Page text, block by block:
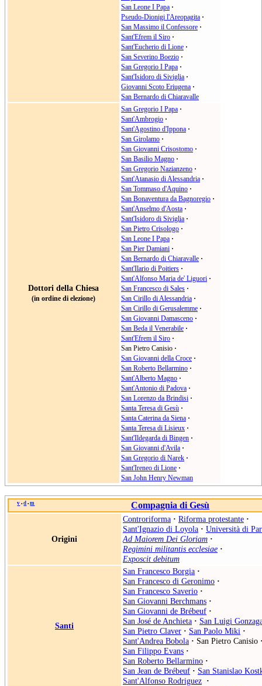
San Leone I Papa ·
Pseudo-Dionigi l'Areopagita ·
San Massimo il Confessore ·
Sant'Efrem il Siro ·
Sant'Eucherio di Lione ·
San Severino Boezio ·
San Gregorio I Papa ·
Sant'Isidoro di Siviglia ·
Giovanni Scoto Eriugena ·
San Bernardo di Chiaravalle
Dottori della Chiesa
(in ordine di elezione)
San Gregorio I Papa ·
Sant'Ambrogio ·
Sant'Agostino d'Ippona ·
San Girolamo ·
San Giovanni Crisostomo ·
San Basilio Magno ·
San Gregorio Nazianzeno ·
Sant'Atanasio di Alessandria ·
San Tommaso d'Aquino ·
San Bonaventura da Bagnoregio ·
Sant'Anselmo d'Aosta ·
Sant'Isidoro di Siviglia ·
San Pietro Crisologo ·
San Leone I Papa ·
San Pier Damiani ·
San Bernardo di Chiaravalle ·
Sant'Ilario di Poitiers ·
Sant'Alfonso Maria de' Liguori ·
San Francesco di Sales ·
San Cirillo di Alessandria ·
San Cirillo di Gerusalemme ·
San Giovanni Damasceno ·
San Beda il Venerabile ·
Sant'Efrem il Siro ·
San Pietro Canisio ·
San Giovanni della Croce ·
San Roberto Bellarmino ·
Sant'Alberto Magno ·
Sant'Antonio di Padova ·
San Lorenzo da Brindisi ·
Santa Teresa di Gesù ·
Santa Caterina da Siena ·
Santa Teresa di Lisieux ·
Sant'Ildegarda di Bingen ·
San Giovanni d'Avila ·
San Gregorio di Narek ·
Sant'Ireneo di Lione ·
San John Henry Newman
v • d • m Compagnia di Gesù
Origini
Controriforma · Riforma protestante ·
Sant'Ignazio di Loyola · Università di
Ad Maiorem Dei Gloriam ·
Regimini militantis ecclesiae ·
Exposcit debitum
Santi
San Francesco Borgia ·
San Francesco di Geronimo‎ ·
San Francesco Saverio ·
San Giovanni Berchmans ·
San Giovanni de Brébeuf ·
San José de Anchieta · San Luigi
San Pietro Claver · San Paolo Miki ·
Sant'Andrea Bobola · San Pietro Canisio
San Filippo Evans ·
San Roberto Bellarmino ·
San Jean de Brébeuf · San Stanislao
Sant'Alfonso Rodriguez ·